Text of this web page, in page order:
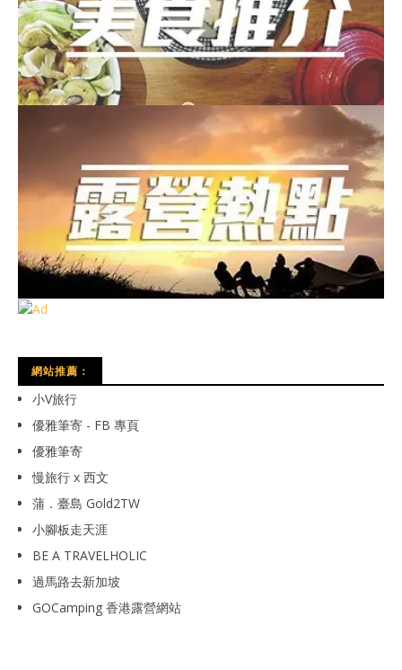
網站推薦：
小V旅行
優雅筆寄 - FB 專頁
優雅筆寄
慢旅行 x 西文
蒲．臺島 Gold2TW
小腳板走天涯
BE A TRAVELHOLIC
過馬路去新加坡
GOCamping 香港露營網站